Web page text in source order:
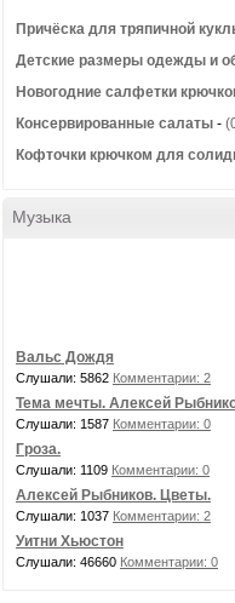
Причёска для тряпичной
Детские размеры одежды и
Новогодние салфетки
Консервированные салаты -
Кофточки крючком для
Музыка
Вальс Дождя
Слушали: 5862 Комментарии: 2
Тема мечты. Алексей
Слушали: 1587 Комментарии: 0
Гроза.
Слушали: 1109 Комментарии: 0
Алексей Рыбников. Цветы.
Слушали: 1037 Комментарии: 2
Уитни Хьюстон
Слушали: 46660 Комментарии: 0